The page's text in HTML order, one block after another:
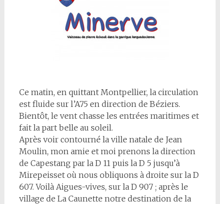
Ce matin, en quittant Montpellier, la circulation
est fluide sur l’A75 en direction de Béziers.
Bientôt, le vent chasse les entrées maritimes et
fait la part belle au soleil.
Après voir contourné la ville natale de Jean
Moulin, mon amie et moi prenons la direction
de Capestang par la D 11 puis la D 5 jusqu’à
Mirepeisset où nous obliquons à droite sur la D
607. Voilà Aigues-vives, sur la D 907 ; après le
village de La Caunette notre destination de la